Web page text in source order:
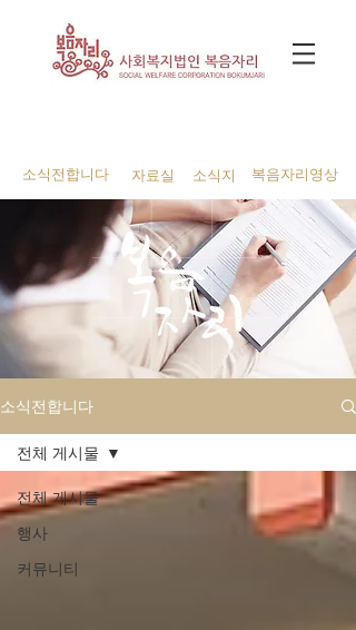
소식전합니다 자료실 소식지 복음자리영상
소식전합니다
전체 게시물
행사
커뮤니티
전체 게시물